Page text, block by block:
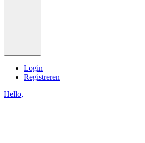
Login
Registreren
Hello,